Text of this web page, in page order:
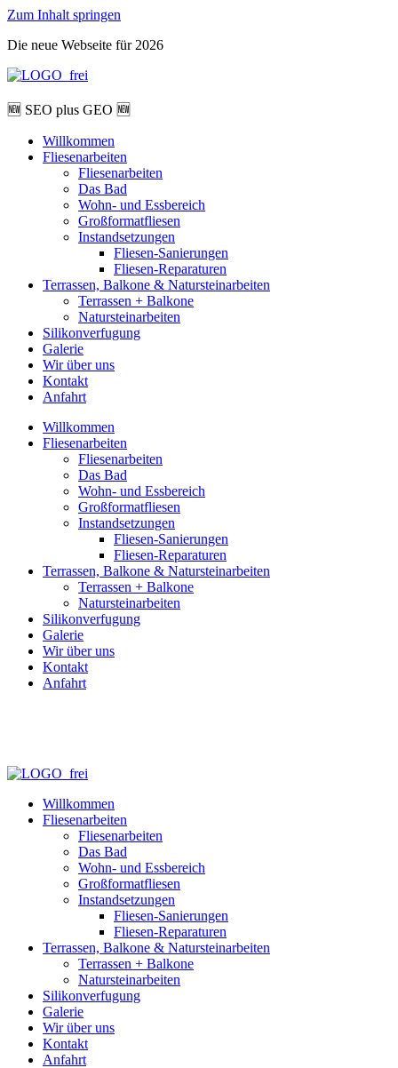
Zum Inhalt springen
Die neue Webseite für 2026
🆕 SEO plus GEO 🆕
Willkommen
Fliesenarbeiten
Fliesenarbeiten
Das Bad
Wohn- und Essbereich
Großformatfliesen
Instandsetzungen
Fliesen-Sanierungen
Fliesen-Reparaturen
Terrassen, Balkone & Natursteinarbeiten
Terrassen + Balkone
Natursteinarbeiten
Silikonverfugung
Galerie
Wir über uns
Kontakt
Anfahrt
Willkommen
Fliesenarbeiten
Fliesenarbeiten
Das Bad
Wohn- und Essbereich
Großformatfliesen
Instandsetzungen
Fliesen-Sanierungen
Fliesen-Reparaturen
Terrassen, Balkone & Natursteinarbeiten
Terrassen + Balkone
Natursteinarbeiten
Silikonverfugung
Galerie
Wir über uns
Kontakt
Anfahrt
Willkommen
Fliesenarbeiten
Fliesenarbeiten
Das Bad
Wohn- und Essbereich
Großformatfliesen
Instandsetzungen
Fliesen-Sanierungen
Fliesen-Reparaturen
Terrassen, Balkone & Natursteinarbeiten
Terrassen + Balkone
Natursteinarbeiten
Silikonverfugung
Galerie
Wir über uns
Kontakt
Anfahrt